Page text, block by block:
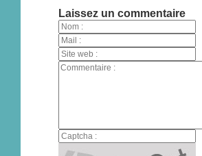
Laissez un commentaire